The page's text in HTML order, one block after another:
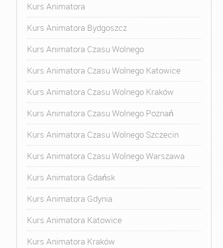
Kurs Animatora
Kurs Animatora Bydgoszcz
Kurs Animatora Czasu Wolnego
Kurs Animatora Czasu Wolnego Katowice
Kurs Animatora Czasu Wolnego Kraków
Kurs Animatora Czasu Wolnego Poznań
Kurs Animatora Czasu Wolnego Szczecin
Kurs Animatora Czasu Wolnego Warszawa
Kurs Animatora Gdańsk
Kurs Animatora Gdynia
Kurs Animatora Katowice
Kurs Animatora Kraków